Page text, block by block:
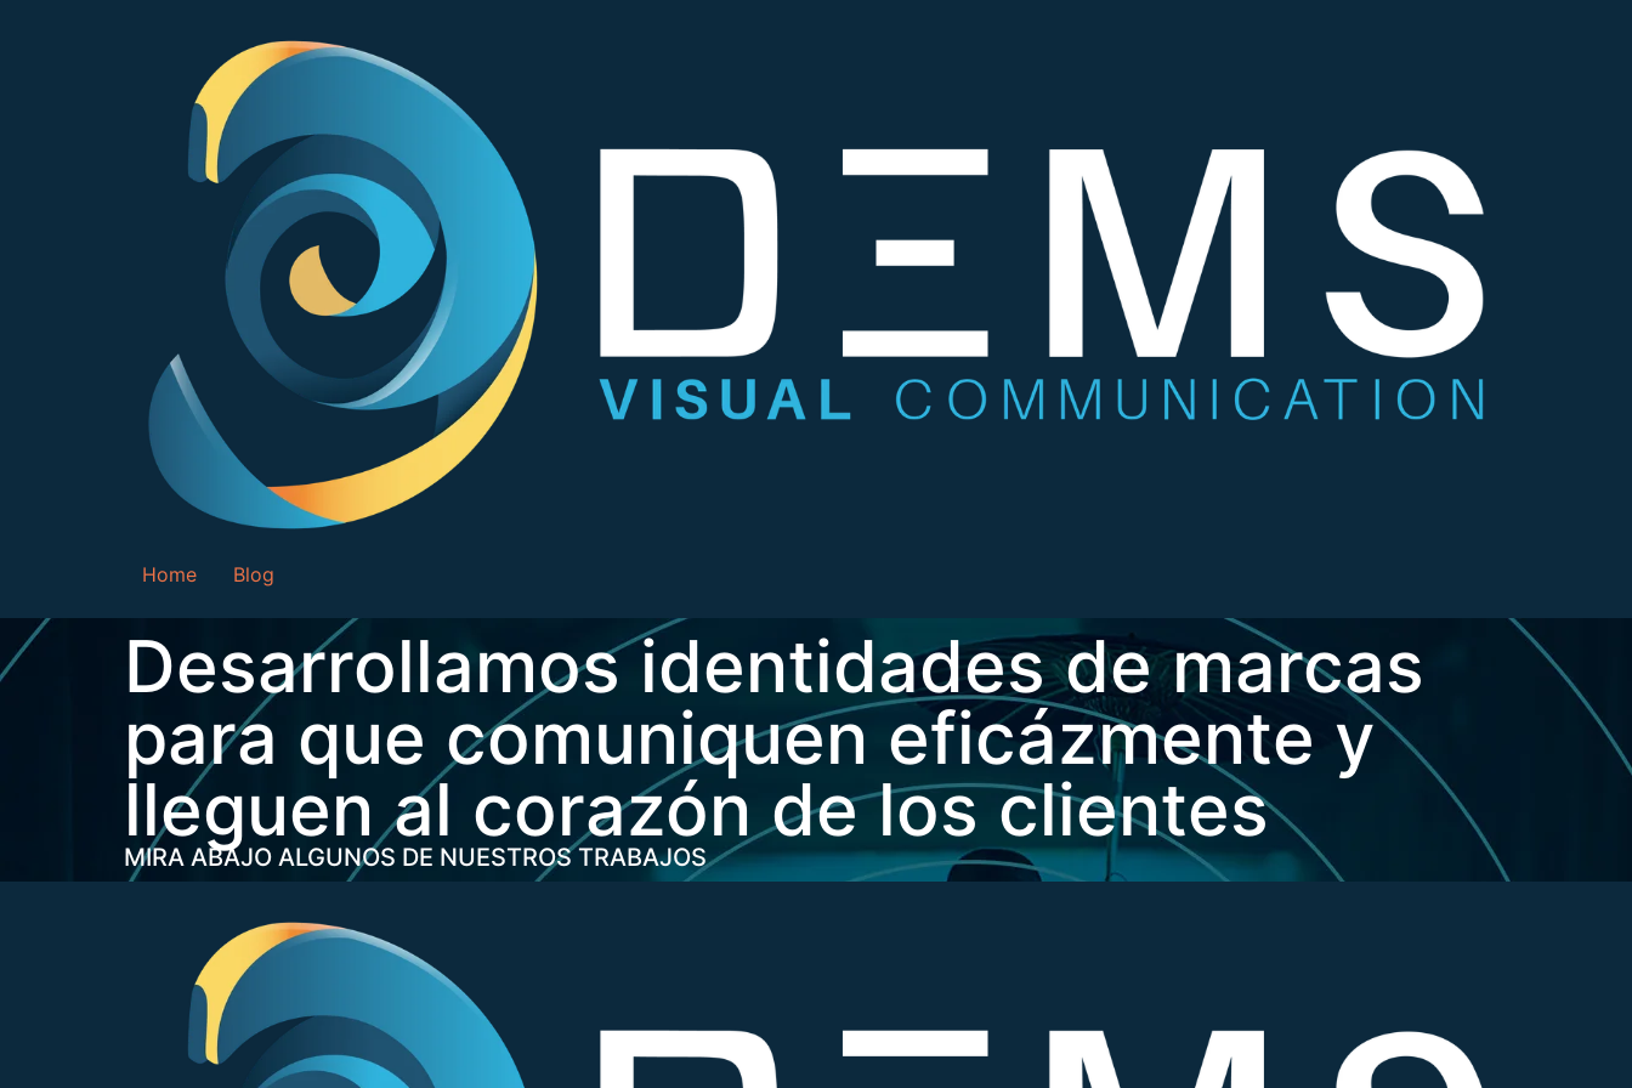
Home Blog
Desarrollamos identidades de marcas
para que comuniquen eficázmente y
lleguen al corazón de los clientes
MIRA ABAJO ALGUNOS DE NUESTROS TRABAJOS